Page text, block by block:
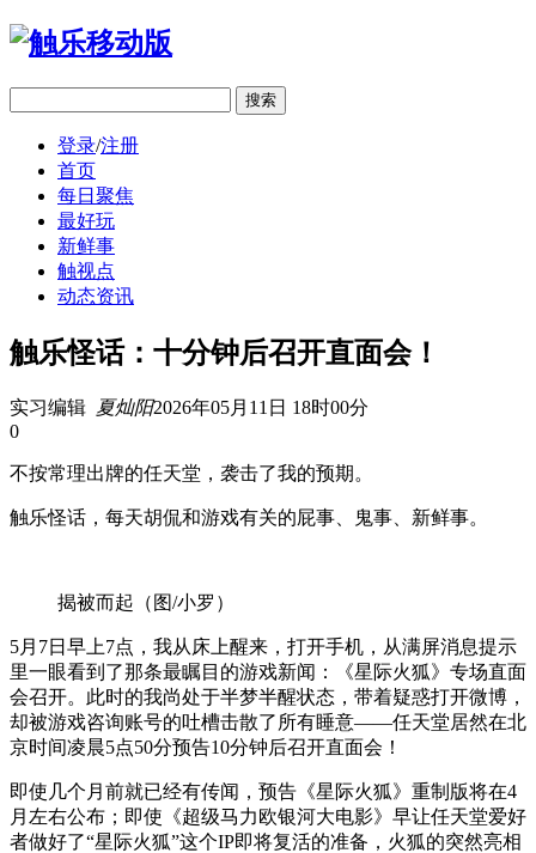
移动版
登录/注册
首页
每日聚焦
最好玩
新鲜事
触视点
动态资讯
触乐怪话：十分钟后召开直面会！
实习编辑 夏灿阳2026年05月11日 18时00分
0
不按常理出牌的任天堂，袭击了我的预期。
触乐怪话，每天胡侃和游戏有关的屁事、鬼事、新鲜事。
揭被而起（图/小罗）
5月7日早上7点，我从床上醒来，打开手机，从满屏消息提示
里一眼看到了那条最瞩目的游戏新闻：《星际火狐》专场直面
会召开。此时的我尚处于半梦半醒状态，带着疑惑打开微博，
却被游戏咨询账号的吐槽击散了所有睡意——任天堂居然在北
京时间凌晨5点50分预告10分钟后召开直面会！
即使几个月前就已经有传闻，预告《星际火狐》重制版将在4
月左右公布；即使《超级马力欧银河大电影》早让任天堂爱好
者做好了“星际火狐”这个IP即将复活的准备，火狐的突然亮相